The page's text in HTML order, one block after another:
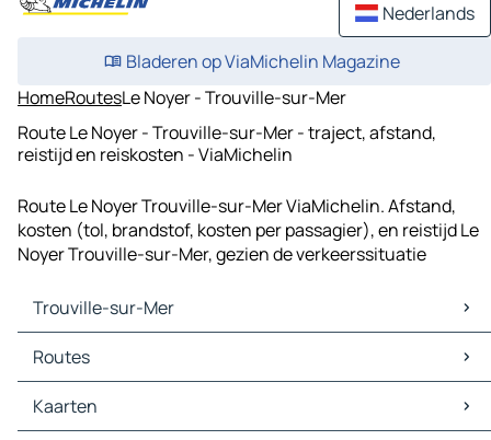
Nederlands
Bladeren op ViaMichelin Magazine
HomeRoutesLe Noyer - Trouville-sur-Mer
Route Le Noyer - Trouville-sur-Mer - traject, afstand,
reistijd en reiskosten - ViaMichelin
Route Le Noyer Trouville-sur-Mer ViaMichelin. Afstand,
kosten (tol, brandstof, kosten per passagier), en reistijd Le
Noyer Trouville-sur-Mer, gezien de verkeerssituatie
Trouville-sur-Mer
Trouville-sur-Mer Kaarten
Trouville-sur-Mer Verkeer
Trouville-sur-Mer Hotels
Trouville-sur-Mer Restaurants
Routes
Routes Trouville-sur-Mer - Caen
Routes Trouville-sur-Mer - Le Havre
Kaarten